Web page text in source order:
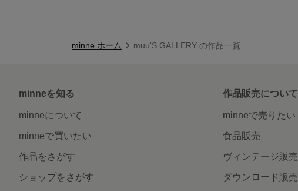
minne ホーム muu'S GALLERY の作品一覧
minneを知る
minneについて
minneで買いたい
作品をさがす
ショップをさがす
作品販売について
minneで売りたい
食品販売
ヴィンテージ販売
ダウンロード販売